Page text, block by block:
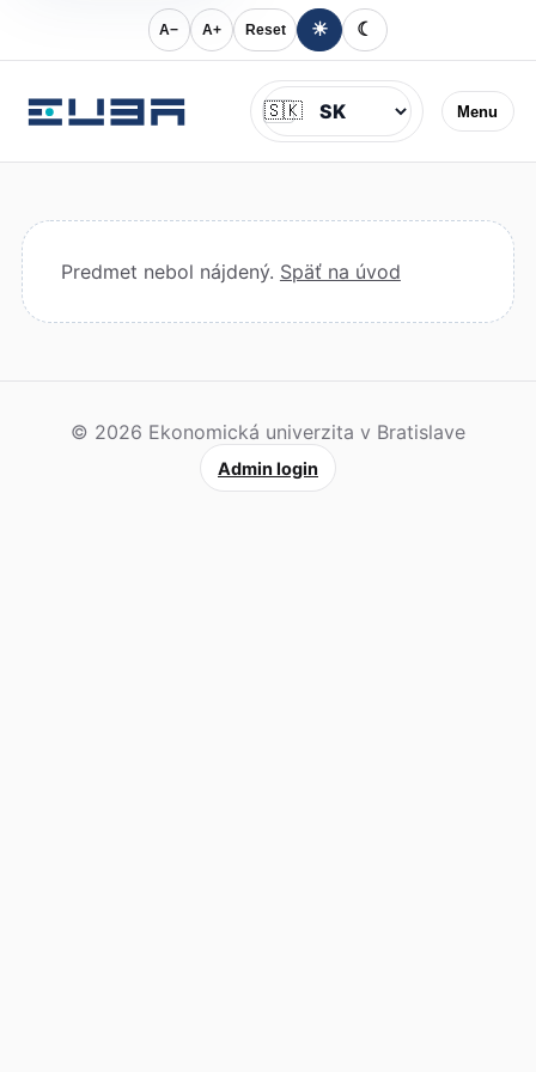
A− A+ Reset ☀ ☾
Menu
Jazyk
🇸🇰
Predmet nebol nájdený. Späť na úvod
© 2026 Ekonomická univerzita v Bratislave
Admin login